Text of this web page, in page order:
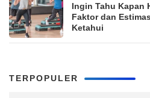
Ingin Tahu Kapan
Faktor dan
Ketahui
TERPOPULER